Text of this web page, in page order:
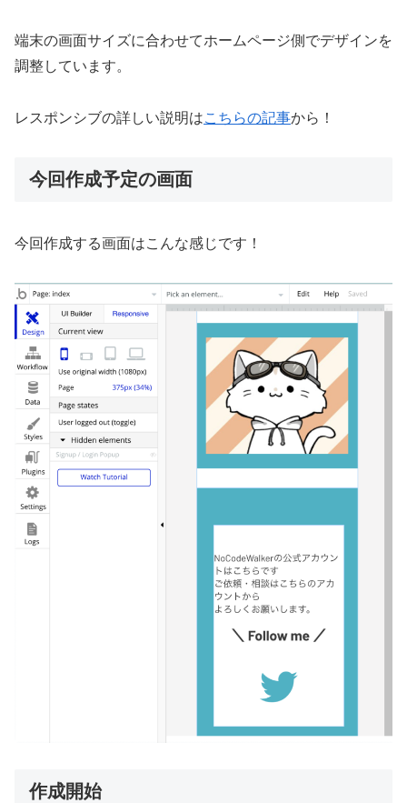
端末の画面サイズに合わせてホームページ側でデザインを
調整しています。
レスポンシブの詳しい説明はこちらの記事から！
今回作成予定の画面
今回作成する画面はこんな感じです！
作成開始